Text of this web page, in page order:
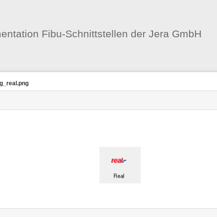
Fibu-Schnittstellen der Jera GmbH